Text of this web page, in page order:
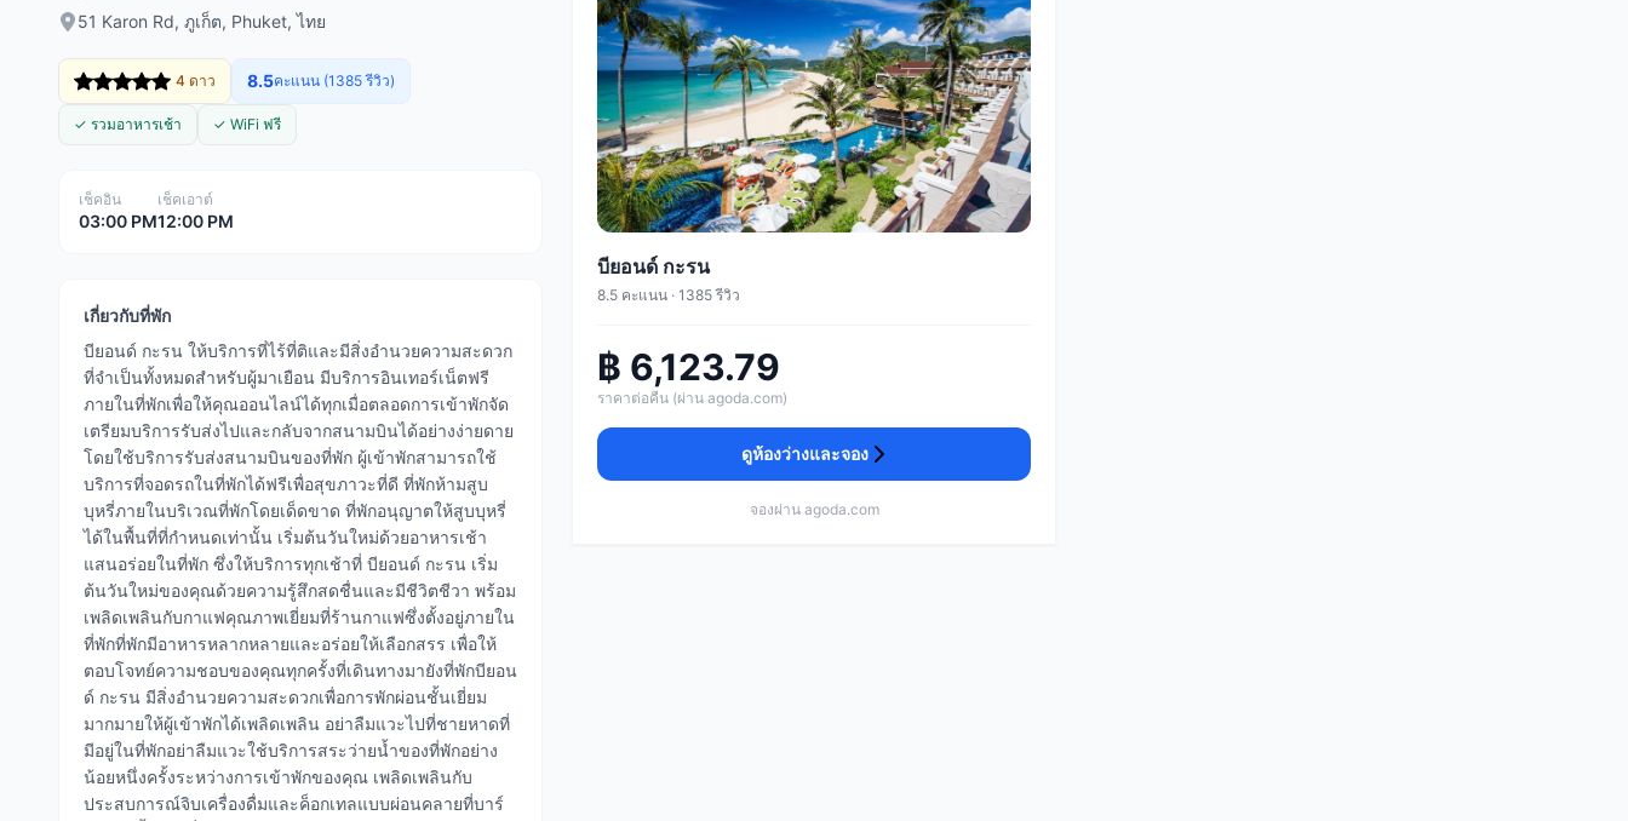
51 Karon Rd, ภูเก็ต, Phuket, ไทย
4 ดาว 8.5คะแนน (1385 รีวิว)
✓ รวมอาหารเช้า ✓ WiFi ฟรี
เช็คอิน
03:00 PM
เช็คเอาต์
12:00 PM
เกี่ยวกับที่พัก
บียอนด์ กะรน ให้บริการที่ไร้ที่ติและมีสิ่งอำนวยความสะดวก
ที่จำเป็นทั้งหมดสำหรับผู้มาเยือน มีบริการอินเทอร์เน็ตฟรี
ภายในที่พักเพื่อให้คุณออนไลน์ได้ทุกเมื่อตลอดการเข้าพักจัด
เตรียมบริการรับส่งไปและกลับจากสนามบินได้อย่างง่ายดาย
โดยใช้บริการรับส่งสนามบินของที่พัก ผู้เข้าพักสามารถใช้
บริการที่จอดรถในที่พักได้ฟรีเพื่อสุขภาวะที่ดี ที่พักห้ามสูบ
บุหรี่ภายในบริเวณที่พักโดยเด็ดขาด ที่พักอนุญาตให้สูบบุหรี่
ได้ในพื้นที่ที่กำหนดเท่านั้น เริ่มต้นวันใหม่ด้วยอาหารเช้า
แสนอร่อยในที่พัก ซึ่งให้บริการทุกเช้าที่ บียอนด์ กะรน เริ่ม
ต้นวันใหม่ของคุณด้วยความรู้สึกสดชื่นและมีชีวิตชีวา พร้อม
เพลิดเพลินกับกาแฟคุณภาพเยี่ยมที่ร้านกาแฟซึ่งตั้งอยู่ภายใน
ที่พักที่พักมีอาหารหลากหลายและอร่อยให้เลือกสรร เพื่อให้
ตอบโจทย์ความชอบของคุณทุกครั้งที่เดินทางมายังที่พักบียอน
ด์ กะรน มีสิ่งอำนวยความสะดวกเพื่อการพักผ่อนชั้นเยี่ยม
มากมายให้ผู้เข้าพักได้เพลิดเพลิน อย่าลืมแวะไปที่ชายหาดที่
มีอยู่ในที่พักอย่าลืมแวะใช้บริการสระว่ายน้ำของที่พักอย่าง
น้อยหนึ่งครั้งระหว่างการเข้าพักของคุณ เพลิดเพลินกับ
ประสบการณ์จิบเครื่องดื่มและค็อกเทลแบบผ่อนคลายที่บาร์
บียอนด์ กะรน
8.5 คะแนน · 1385 รีวิว
฿ 6,123.79
ราคาต่อคืน (ผ่าน agoda.com)
ดูห้องว่างและจอง
จองผ่าน agoda.com